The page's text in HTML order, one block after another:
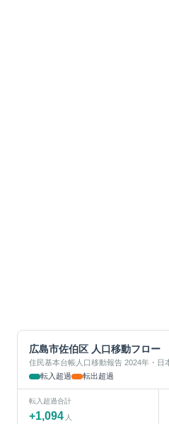
広島市佐伯区 人口移動フロー
住民基本台帳人口移動報告 2024年・日
転入超過
転出超過
転入超過合計
+1,094 人